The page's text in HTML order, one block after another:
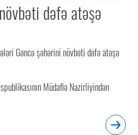
dəfə atəşə
Gəncə şəhərini növbəti dəfə atəşə
Müdafiə Nazirliyindən